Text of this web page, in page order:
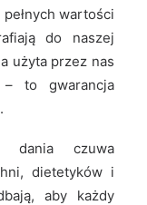
wartości
do naszej
użyta przez nas
– to gwarancja
dania czuwa
dietetyków i
aby każdy